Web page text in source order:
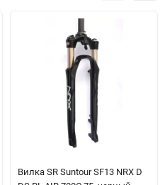
Вилка SR Suntour SF13 NRX D